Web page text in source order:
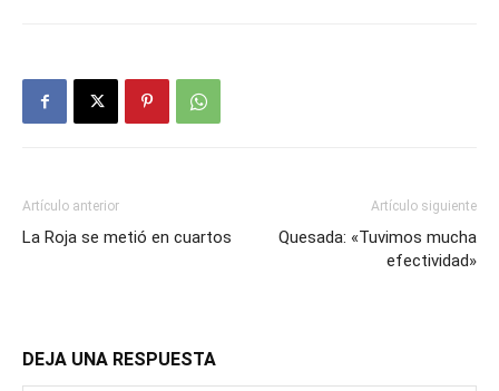
Artículo anterior
La Roja se metió en cuartos
Artículo siguiente
Quesada: «Tuvimos mucha
efectividad»
DEJA UNA RESPUESTA